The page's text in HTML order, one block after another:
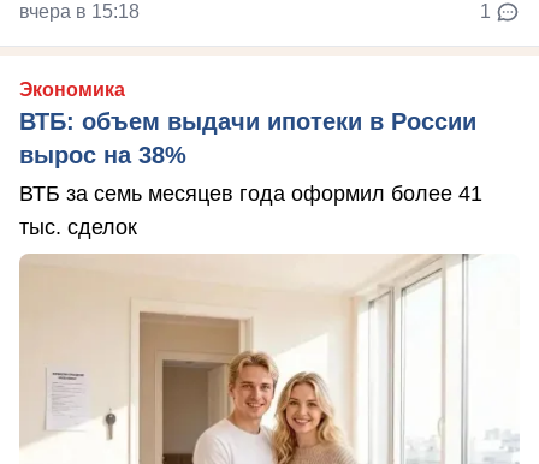
вчера в 15:18 1
Экономика
ВТБ: объем выдачи ипотеки в России
вырос на 38%
ВТБ за семь месяцев года оформил более 41
тыс. сделок